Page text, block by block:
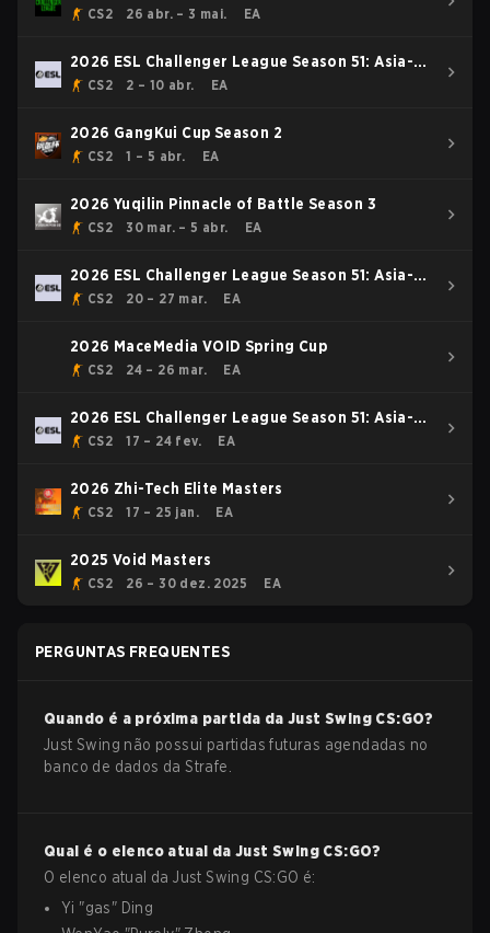
Pacific - Cup #4
CS2 26 abr. – 3 mai. EA
2026 ESL Challenger League Season 51: Asia-
Pacific - Cup #3
CS2 2 – 10 abr. EA
2026 GangKui Cup Season 2
CS2 1 – 5 abr. EA
2026 Yuqilin Pinnacle of Battle Season 3
CS2 30 mar. – 5 abr. EA
2026 ESL Challenger League Season 51: Asia-
Pacific - Cup #2
CS2 20 – 27 mar. EA
2026 MaceMedia VOID Spring Cup
CS2 24 – 26 mar. EA
2026 ESL Challenger League Season 51: Asia-
Pacific - Cup #1
CS2 17 – 24 fev. EA
2026 Zhi-Tech Elite Masters
CS2 17 – 25 jan. EA
2025 Void Masters
CS2 26 – 30 dez. 2025 EA
PERGUNTAS FREQUENTES
Quando é a próxima partida da Just Swing CS:GO?
Just Swing não possui partidas futuras agendadas no
banco de dados da Strafe.
Qual é o elenco atual da Just Swing CS:GO?
O elenco atual daJust Swing CS:GO é:
Yi "gas" Ding